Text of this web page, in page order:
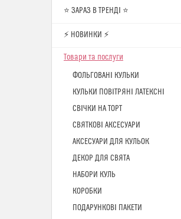
⭐️ ЗАРАЗ В ТРЕНДІ ⭐️
⚡ НОВИНКИ ⚡
Товари та послуги
ФОЛЬГОВАНІ КУЛЬКИ
КУЛЬКИ ПОВІТРЯНІ ЛАТЕКСНІ
СВІЧКИ НА ТОРТ
СВЯТКОВІ АКСЕСУАРИ
АКСЕСУАРИ ДЛЯ КУЛЬОК
ДЕКОР ДЛЯ СВЯТА
НАБОРИ КУЛЬ
КОРОБКИ
ПОДАРУНКОВІ ПАКЕТИ